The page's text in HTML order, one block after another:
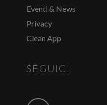
Eventi & News
Privacy
Clean App
SEGUICI